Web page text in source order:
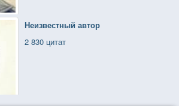
Неизвестный автор
2 830 цитат